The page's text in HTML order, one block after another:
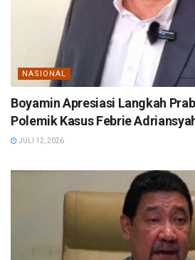
NASIONAL
Boyamin Apresiasi Langkah
Polemik Kasus Febrie
JULI 12, 2026